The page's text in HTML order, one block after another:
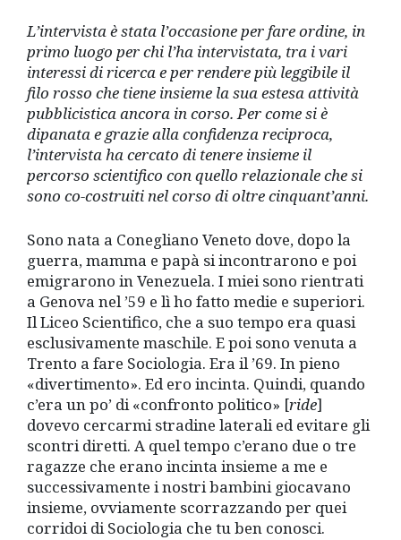
L’intervista è stata l’occasione per fare ordine, in
primo luogo per chi l’ha intervistata, tra i vari
interessi di ricerca e per rendere più leggibile il
filo rosso che tiene insieme la sua estesa attività
pubblicistica ancora in corso. Per come si è
dipanata e grazie alla confidenza reciproca,
l’intervista ha cercato di tenere insieme il
percorso scientifico con quello relazionale che si
sono co-costruiti nel corso di oltre cinquant’anni.
Sono nata a Conegliano Veneto dove, dopo la
guerra, mamma e papà si incontrarono e poi
emigrarono in Venezuela. I miei sono rientrati
a Genova nel ’59 e lì ho fatto medie e superiori.
Il Liceo Scientifico, che a suo tempo era quasi
esclusivamente maschile. E poi sono venuta a
Trento a fare Sociologia. Era il ’69. In pieno
«divertimento». Ed ero incinta. Quindi, quando
c’era un po’ di «confronto politico» [ride]
dovevo cercarmi stradine laterali ed evitare gli
scontri diretti. A quel tempo c’erano due o tre
ragazze che erano incinta insieme a me e
successivamente i nostri bambini giocavano
insieme, ovviamente scorrazzando per quei
corridoi di Sociologia che tu ben conosci.